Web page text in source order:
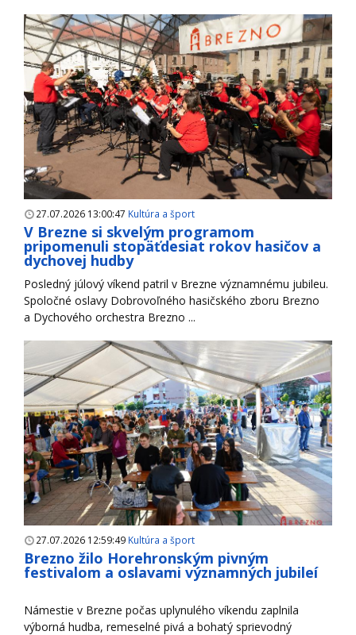
27.07.2026 13:00:47 Kultúra a šport
V Brezne si skvelým programom
pripomenuli stopäťdesiat rokov hasičov a
dychovej hudby
Posledný júlový víkend patril v Brezne významnému jubileu.
Spoločné oslavy Dobrovoľného hasičského zboru Brezno
a Dychového orchestra Brezno ...
27.07.2026 12:59:49 Kultúra a šport
Brezno žilo Horehronským pivným
festivalom a oslavami významných jubileí
Námestie v Brezne počas uplynulého víkendu zaplnila
výborná hudba, remeselné pivá a bohatý sprievodný